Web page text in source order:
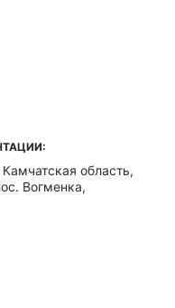
область,
Вогменка,